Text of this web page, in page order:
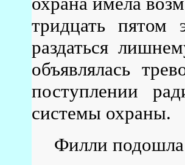
тридцать пятом
раздаться
объявлялась
поступлении
системы охраны.
Филли